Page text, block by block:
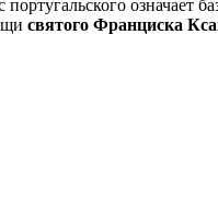
означает
святого Франциска